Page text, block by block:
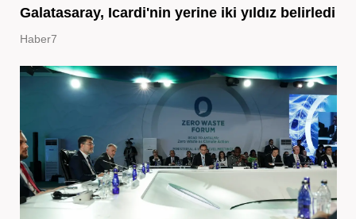
Galatasaray, Icardi'nin yerine iki yıldız belirledi
Haber7